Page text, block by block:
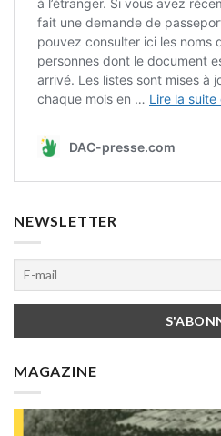
NEWSLETTER
MAGAZINE